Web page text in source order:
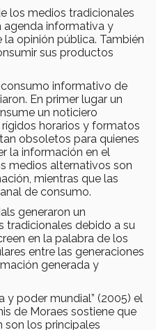
los medios tradicionales
agenda informativa y
opinión pública. También
sus productos
informativo de
En primer lugar un
un noticiero
horarios y formatos
obsoletos para quienes
la información en el
medios alternativos son
mientras que las
de consumo.
generaron un
tradicionales debido a su
en la palabra de los
entre las generaciones
generada y
y poder mundial” (2005) el
de Moraes sostiene que
los principales